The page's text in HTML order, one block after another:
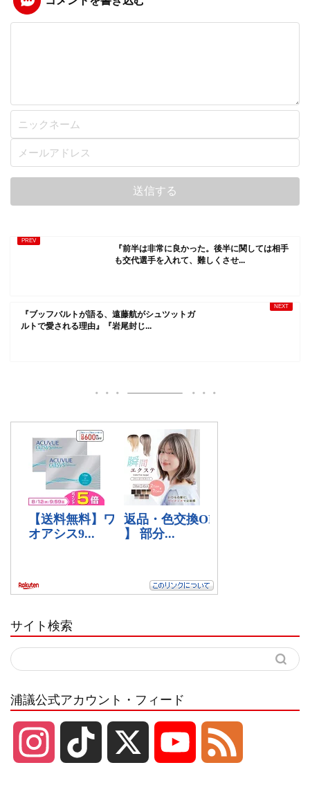
『前半は非常に良かった。後半に関しては相手
も交代選手を入れて、難しくさせ...
『ブッフバルトが語る、遠藤航がシュツットガ
ルトで愛される理由』『岩尾封じ...
サイト検索
浦議公式アカウント・フィード